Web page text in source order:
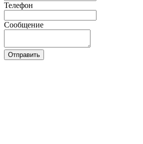
Телефон
Сообщение
Отправить